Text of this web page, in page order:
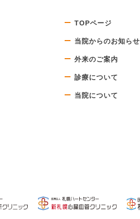
TOPページ
当院からのお知らせ
外来のご案内
診療について
当院について